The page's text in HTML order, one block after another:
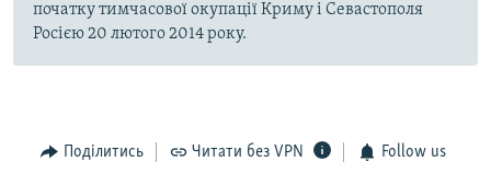
початку тимчасової окупації Криму і Севастополя
Росією 20 лютого 2014 року.
Поділитись Читати без VPN Follow us